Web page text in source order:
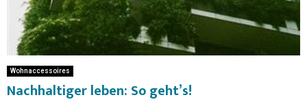
Wohnaccessoires
Nachhaltiger leben: So geht’s!